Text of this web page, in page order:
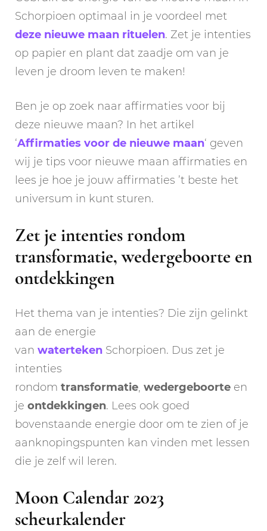
Schorpioen optimaal in je voordeel met
deze nieuwe maan rituelen. Zet je intenties
op papier en plant dat zaadje om van je
leven je droom leven te maken!
Ben je op zoek naar affirmaties voor bij
deze nieuwe maan? In het artikel
‘Affirmaties voor de nieuwe maan‘ geven
wij je tips voor nieuwe maan affirmaties en
lees je hoe je jouw affirmaties ’t beste het
universum in kunt sturen.
Zet je intenties rondom
transformatie, wedergeboorte en
ontdekkingen
Het thema van je intenties? Die zijn gelinkt
aan de energie
van waterteken Schorpioen. Dus zet je
intenties
rondom transformatie, wedergeboorte en
je ontdekkingen. Lees ook goed
bovenstaande energie door om te zien of je
aanknopingspunten kan vinden met lessen
die je zelf wil leren.
Moon Calendar 2023
scheurkalender